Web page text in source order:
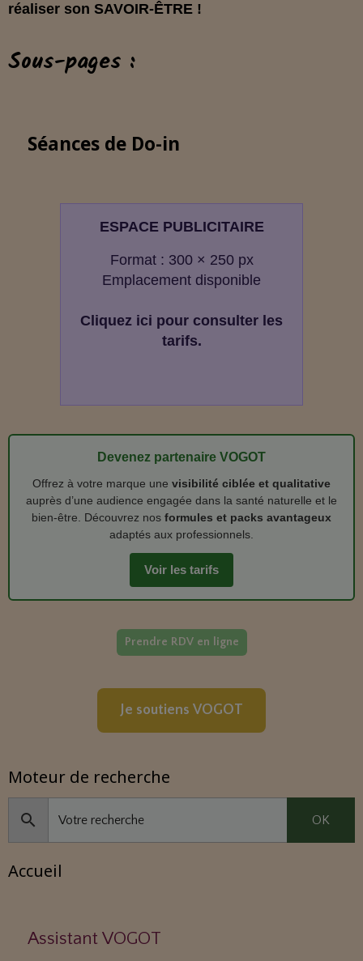
réaliser son SAVOIR-ÊTRE !
Sous-pages :
Séances de Do-in
ESPACE PUBLICITAIRE
Format : 300 × 250 px
Emplacement disponible
Cliquez ici pour consulter les
tarifs.
Devenez partenaire VOGOT
Offrez à votre marque une visibilité ciblée et qualitative
auprès d’une audience engagée dans la santé naturelle et le
bien‑être. Découvrez nos formules et packs avantageux
adaptés aux professionnels.
Voir les tarifs
Prendre RDV en ligne
Je soutiens VOGOT
Moteur de recherche
OK
Accueil
Assistant VOGOT